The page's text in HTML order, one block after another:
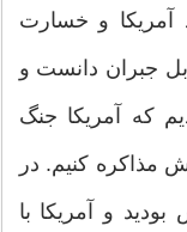
آمریکا و خسارت
جبران دانست و
که آمریکا جنگ
مذاکره کنیم. در
و آمریکا با